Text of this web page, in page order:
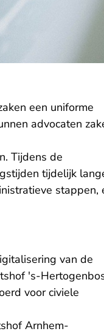
een uniforme
advocaten
Tijdens de
tijdelijk
stappen,
van de
's-
voor civiele
Arnhem-